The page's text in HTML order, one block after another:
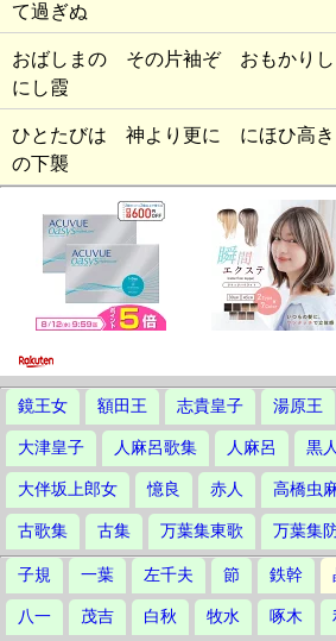
て過ぎぬ
おばしまの その片袖ぞ おもかり
にし霞
ひとたびは 神より更に にほひ高
の下襲
鏡王女 額田王 志貴皇子 湯原王
大津皇子 人麻呂歌集 人麻呂 黒人
大伴坂上郎女 憶良 赤人 高橋虫
古歌集 古集 万葉集東歌 万葉集
子規 一葉 左千夫 節 鉄幹
八一 茂吉 白秋 牧水 啄木